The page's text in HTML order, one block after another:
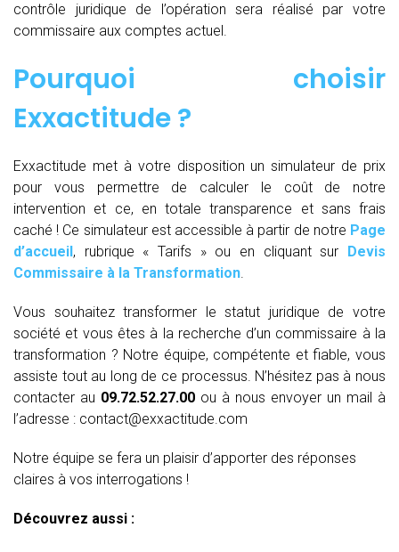
contrôle juridique de l’opération sera réalisé par votre
commissaire aux comptes actuel.
Pourquoi choisir
Exxactitude ?
Exxactitude met à votre disposition un simulateur de prix
pour vous permettre de calculer le coût de notre
intervention et ce, en totale transparence et sans frais
caché ! Ce simulateur est accessible à partir de notre Page
d’accueil, rubrique « Tarifs » ou en cliquant sur Devis
Commissaire à la Transformation.
Vous souhaitez transformer le statut juridique de votre
société et vous êtes à la recherche d’un commissaire à la
transformation ? Notre équipe, compétente et fiable, vous
assiste tout au long de ce processus. N’hésitez pas à nous
contacter au 09.72.52.27.00 ou à nous envoyer un mail à
l’adresse : contact@exxactitude.com
Notre équipe se fera un plaisir d’apporter des réponses
claires à vos interrogations !
Découvrez aussi :